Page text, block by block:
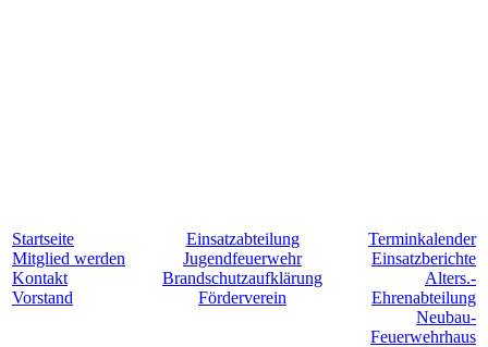
Startseite
Mitglied werden
Kontakt
Vorstand
Einsatzabteilung
Jugendfeuerwehr
Brandschutzaufklärung
Förderverein
Terminkalender
Einsatzberichte
Alters.-
Ehrenabteilung
Neubau-
Feuerwehrhaus